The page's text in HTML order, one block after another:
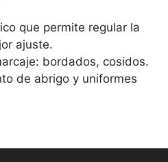
que permite regular la
ajuste.
bordados, cosidos.
de abrigo y uniformes